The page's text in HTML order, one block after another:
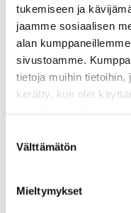
tukemiseen ja
jaamme sosiaalisen
alan
sivustoamme.
tietoja muihin tietoihin,
kerätty, kun olet
valinta
Välttämätön
Mieltymykset
Lounais-Suomen
syksystä 2023 alueen
suunnattua
Uutiset
Paimion kaupunki on